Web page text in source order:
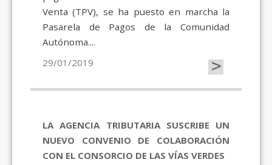
Venta (TPV), se ha puesto en marcha la
Pasarela de Pagos de la Comunidad
Autónoma....
29/01/2019
>
LA AGENCIA TRIBUTARIA SUSCRIBE UN
NUEVO CONVENIO DE COLABORACIÓN
CON EL CONSORCIO DE LAS VÍAS VERDES